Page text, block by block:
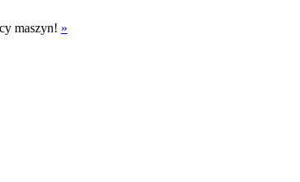
maszyn! »